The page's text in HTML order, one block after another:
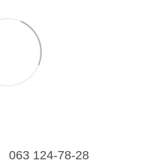
063 124-78-28